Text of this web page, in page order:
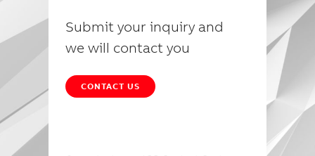
Submit your inquiry and
we will contact you
CONTACT US